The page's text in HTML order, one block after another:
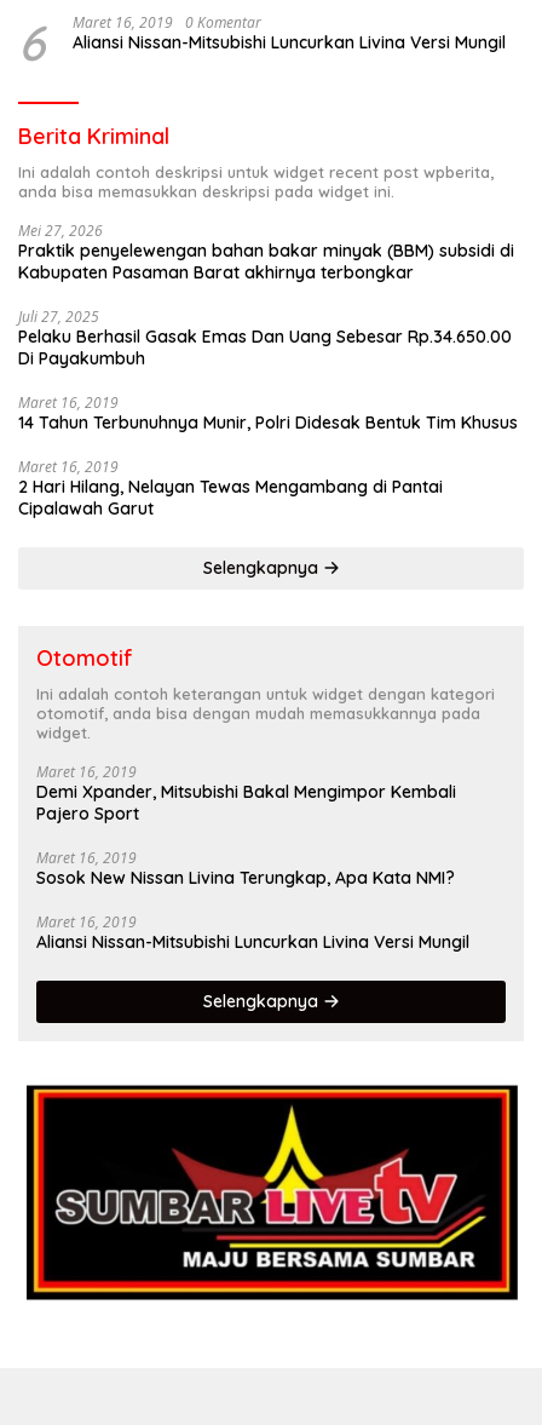
6 Maret 16, 2019 0 Komentar
Aliansi Nissan-Mitsubishi Luncurkan Livina Versi Mungil
Berita Kriminal
Ini adalah contoh deskripsi untuk widget recent post wpberita,
anda bisa memasukkan deskripsi pada widget ini.
Mei 27, 2026
Praktik penyelewengan bahan bakar minyak (BBM) subsidi di
Kabupaten Pasaman Barat akhirnya terbongkar
Juli 27, 2025
Pelaku Berhasil Gasak Emas Dan Uang Sebesar Rp.34.650.00
Di Payakumbuh
Maret 16, 2019
14 Tahun Terbunuhnya Munir, Polri Didesak Bentuk Tim Khusus
Maret 16, 2019
2 Hari Hilang, Nelayan Tewas Mengambang di Pantai
Cipalawah Garut
Selengkapnya
Otomotif
Ini adalah contoh keterangan untuk widget dengan kategori
otomotif, anda bisa dengan mudah memasukkannya pada
widget.
Maret 16, 2019
Demi Xpander, Mitsubishi Bakal Mengimpor Kembali
Pajero Sport
Maret 16, 2019
Sosok New Nissan Livina Terungkap, Apa Kata NMI?
Maret 16, 2019
Aliansi Nissan-Mitsubishi Luncurkan Livina Versi Mungil
Selengkapnya